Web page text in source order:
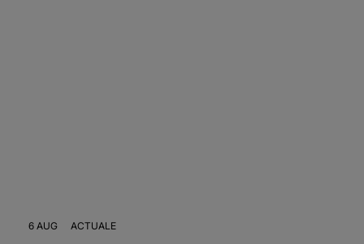
6 AUG ACTUALE